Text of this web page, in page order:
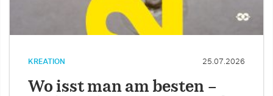
KREATION 25.07.2026
Wo isst man am besten –